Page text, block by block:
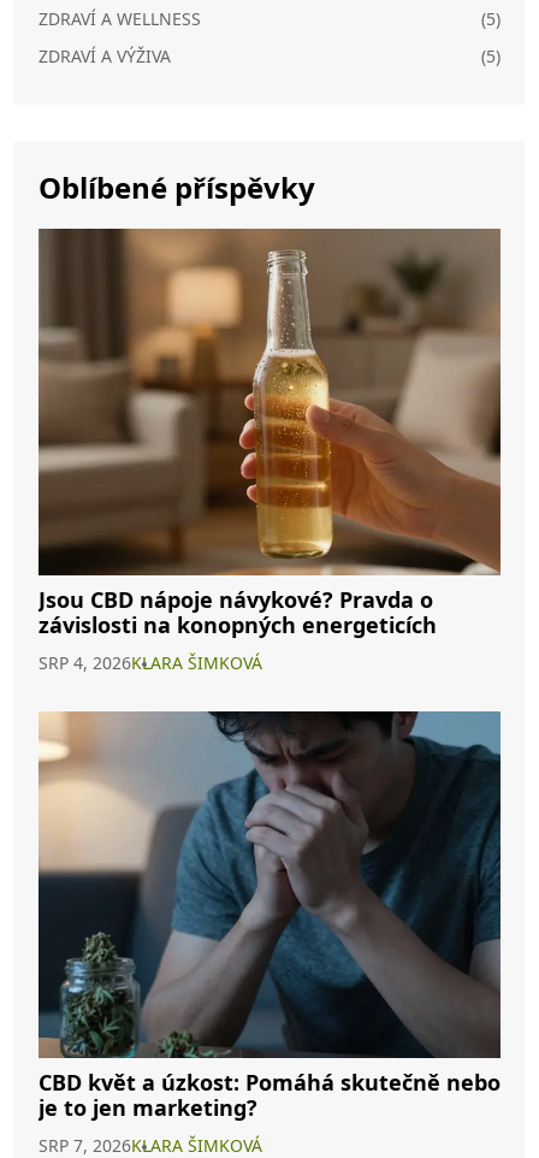
ZDRAVÍ A WELLNESS
(5)
ZDRAVÍ A VÝŽIVA
(5)
Oblíbené příspěvky
Jsou CBD nápoje návykové? Pravda o
závislosti na konopných energeticích
SRP 4, 2026KLARA ŠIMKOVÁ
CBD květ a úzkost: Pomáhá skutečně nebo
je to jen marketing?
SRP 7, 2026KLARA ŠIMKOVÁ